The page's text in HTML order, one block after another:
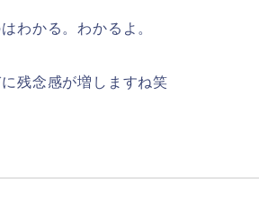
わかる。わかるよ。
残念感が増しますね笑